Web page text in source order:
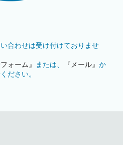
合わせは受け付けておりませ
ォーム』 または、 『メール』か
ださい。